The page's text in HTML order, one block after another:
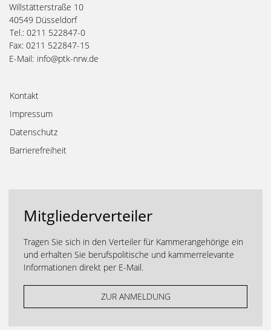
Willstätterstraße 10
40549 Düsseldorf
Tel.: 0211 522847-0
Fax: 0211 522847-15
E-Mail: info@ptk-nrw.de
Kontakt
Impressum
Datenschutz
Barrierefreiheit
Mitgliederverteiler
Tragen Sie sich in den Verteiler für Kammerangehörige ein
und erhalten Sie berufspolitische und kammerrelevante
Informationen direkt per E-Mail.
ZUR ANMELDUNG